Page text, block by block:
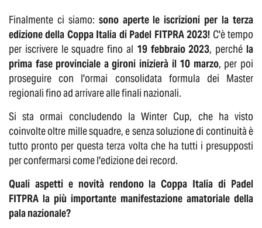
Finalmente ci siamo: sono aperte le iscrizioni per la terza
edizione della Coppa Italia di Padel FITPRA 2023! C'è tempo
per iscrivere le squadre fino al 19 febbraio 2023, perchéla
prima fase provinciale a gironi inizierà il 10 marzo, per poi
proseguire con l'ormai consolidata formula dei Master
regionali fino ad arrivare alle finali nazionali.
Si sta ormai concludendo la Winter Cup, che ha visto
coinvolte oltre mille squadre, e senza soluzione di continuità è
tutto pronto per questa terza volta che ha tutti i presupposti
per confermarsi come l'edizione dei record.
Quali aspetti e novità rendono la Coppa Italia di Padel
FITPRA la più importante manifestazione amatoriale della
pala nazionale?